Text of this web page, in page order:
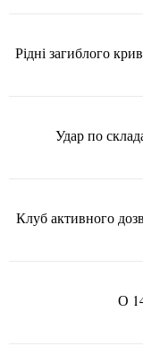
Рідні загиблого
Удар по
Клуб активного
О